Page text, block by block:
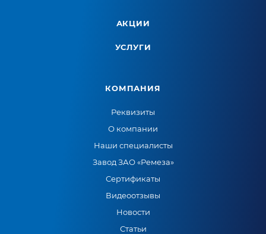
АКЦИИ
УСЛУГИ
КОМПАНИЯ
Реквизиты
О компании
Наши специалисты
Завод ЗАО «Ремеза»
Сертификаты
Видеоотзывы
Новости
Статьи